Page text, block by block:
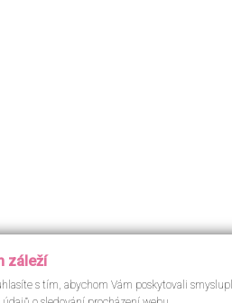
záleží
s tím, abychom Vám poskytovali